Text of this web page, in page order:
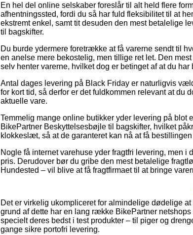
En hel del online selskaber foreslår til alt held flere
afhentningssted, fordi du så har fuld fleksibilitet til at
ekstremt enkel, samt tit desuden den mest betalelige
til bagskifter.
Du burde ydermere foretrække at få varerne sendt til
en anelse mere bekostelig, men tillige ret let. Den
selv henter varerne, hvilket dog er betinget af at du
Antal dages levering på Black Friday er naturligvis
for kort tid, så derfor er det fuldkommen relevant at du
aktuelle vare.
Temmelig mange online butikker yder levering på blot
BikePartner Beskyttelsesbøjle til bagskifter, hvilket
klokkeslæt, så at de garanteret kan nå at få
Nogle få internet varehuse yder fragtfri levering, men
pris. Derudover bør du gribe den mest betalelige
Hundested – vil blive at få fragtfirmaet til at bringe
Det er virkelig ukompliceret for almindelige dødelige
grund af dette har en lang række BikePartner
specielt deres bedst i test produkter – til piger og
gange sikre portofri levering.